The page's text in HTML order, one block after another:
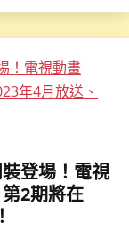
登場！電視
2期將在